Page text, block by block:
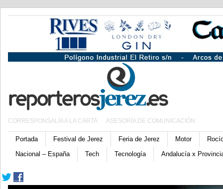
CORRESPONSALÍA A LA CARTA ASESORÍA DE COMUNICACIÓN
Portada Festival de Jerez Feria de Jerez Motor
Nacional – España
Tech Tecnología Andalucía x